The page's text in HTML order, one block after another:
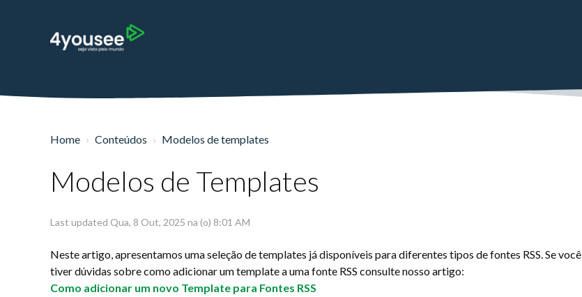
Home Conteúdos Modelos de templates
Modelos de Templates
Last updated Qua, 8 Out, 2025 na (o) 8:01 AM
Neste artigo, apresentamos uma seleção de templates já disponíveis para diferentes tipos de fontes RSS. Se você
tiver dúvidas sobre como adicionar um template a uma fonte RSS consulte nosso artigo:
Como adicionar um novo Template para Fontes RSS